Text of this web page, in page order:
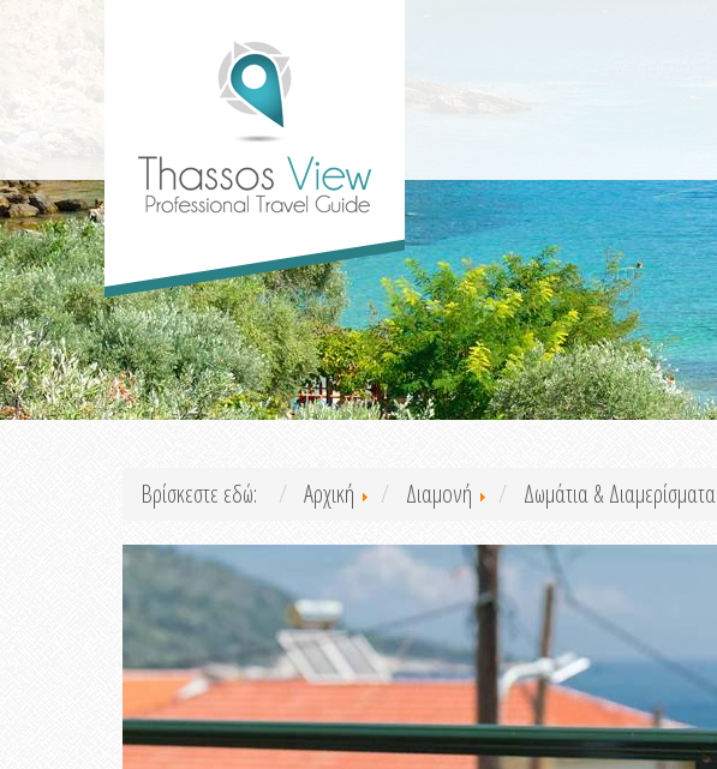
Βρίσκεστε εδώ: Αρχική Διαμονή Δωμάτια & Διαμερίσματα